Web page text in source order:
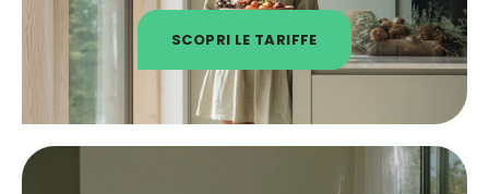
SCOPRI LE TARIFFE